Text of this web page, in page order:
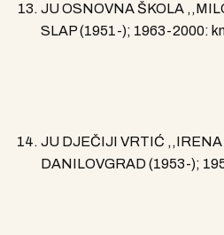
JU OSNOVNA ŠKOLA
SLAP (1951-); 1963-2000:
JU DJEČIJI VRTIĆ ,,IRENA
DANILOVGRAD (1953-);